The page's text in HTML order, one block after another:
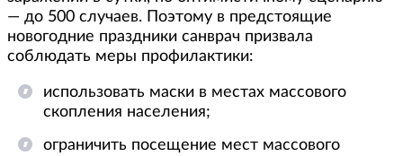
— до 500 случаев. Поэтому в предстоящие
новогодние праздники санврач призвала
соблюдать меры профилактики:
использовать маски в местах массового
скопления населения;
ограничить посещение мест массового